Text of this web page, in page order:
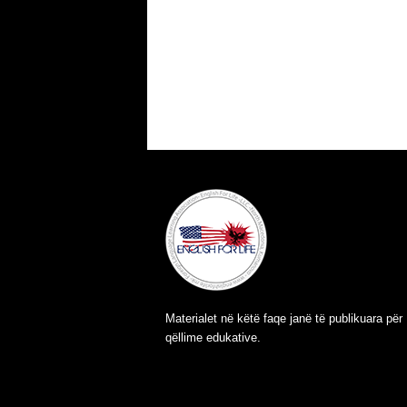
Materialet në këtë faqe janë të publikuara për
qëllime edukative.